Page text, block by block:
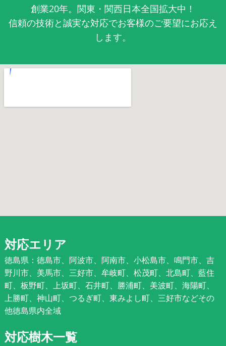
創業20年。関東・関西日本全国拡大中！
信頼の技術と誠実な対応でお客様のご要望にお応え
します。
対応エリア
徳島県：徳島市、阿波市、阿南市、小松島市、鳴門市、吉
野川市、美馬市、三好市、牟岐町、松茂町、北島町、藍住
町、板野町、上坂町、石井町、勝浦町、美波町、海陽町、
上勝町、神山町、つるぎ町、東みよし町、三好市などその
他徳島県内全域
対応樹木一覧